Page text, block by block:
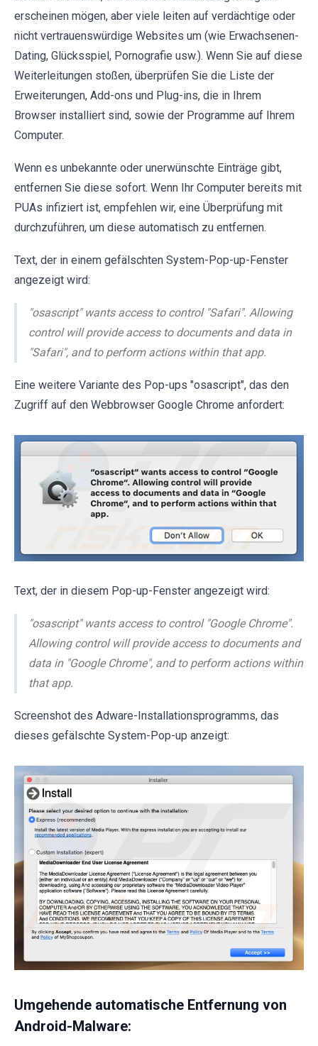
erscheinen mögen, aber viele leiten auf verdächtige oder
nicht vertrauenswürdige Websites um (wie Erwachsenen-
Dating, Glücksspiel, Pornografie usw.). Wenn Sie auf diese
Weiterleitungen stoßen, überprüfen Sie die Liste der
Erweiterungen, Add-ons und Plug-ins, die in Ihrem
Browser installiert sind, sowie der Programme auf Ihrem
Computer.
Wenn es unbekannte oder unerwünschte Einträge gibt,
entfernen Sie diese sofort. Wenn Ihr Computer bereits mit
PUAs infiziert ist, empfehlen wir, eine Überprüfung mit
durchzuführen, um diese automatisch zu entfernen.
Text, der in einem gefälschten System-Pop-up-Fenster
angezeigt wird:
"osascript" wants access to control "Safari". Allowing
control will provide access to documents and data in
"Safari", and to perform actions within that app.
Eine weitere Variante des Pop-ups "osascript", das den
Zugriff auf den Webbrowser Google Chrome anfordert:
Text, der in diesem Pop-up-Fenster angezeigt wird:
"osascript" wants access to control "Google Chrome".
Allowing control will provide access to documents and
data in "Google Chrome", and to perform actions within
that app.
Screenshot des Adware-Installationsprogramms, das
dieses gefälschte System-Pop-up anzeigt:
Umgehende automatische Entfernung von
Android-Malware: